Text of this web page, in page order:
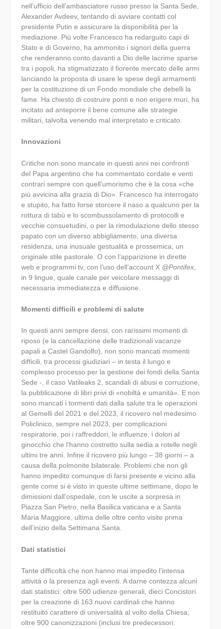
nell’ufficio dell’ambasciatore russo presso la Santa Sede,
Alexander Avdeev, tentando di avviare contatti col
presidente Putin e assicurare la disponibilità per la
mediazione. Più volte Francesco ha redarguito capi di
Stato e di Governo, ha ammonito i signori della guerra
che renderanno conto davanti a Dio delle lacrime sparse
tra i popoli, ha stigmatizzato il fiorente mercato delle armi
lanciando la proposta di usare le spese degli armamenti
per la costituzione di un Fondo mondiale che debelli la
fame. Ha chiesto di costruire ponti e non erigere muri, ha
incitato ad anteporre il bene comune alle strategie
militari, talvolta venendo mal interpretato e criticato.
Innovazioni
Critiche non sono mancate in questi anni nei confronti
del Papa argentino che ha commentato cordate e venti
contrari sempre con quell’umorismo che è la cosa «che
più avvicina alla grazia di Dio». Francesco ha interrogato
e stupito, ha fatto forse storcere il naso a qualcuno per la
rottura di tabù e lo scombussolamento di protocolli e
vecchie consuetudini, o per la rimodulazione dello stesso
papato con un diverso abbigliamento, una diversa
residenza, una inusuale gestualità e prossemica, un
originale stile pastorale. O con l’apparizione in dirette
web e programmi tv, con l’uso dell’account X @Pontifex,
in 9 lingue, quale canale per veicolare messaggi di
necessaria immediatezza e diffusione.
Momenti difficili e problemi di salute
In questi anni sempre densi, con rarissimi momenti di
riposo (e la cancellazione delle tradizionali vacanze
papali a Castel Gandolfo), non sono mancati momenti
difficili, tra processi giudiziari – in testa il lungo e
complesso processo per la gestione dei fondi della Santa
Sede -, il caso Vatileaks 2, scandali di abusi e corruzione,
la pubblicazione di libri privi di «nobiltà e umanità». E non
sono mancati i tormenti dati dalla salute tra le operazioni
al Gemelli del 2021 e del 2023, il ricovero nel medesimo
Policlinico, sempre nel 2023, per complicazioni
respiratorie, poi i raffreddori, le influenze, i dolori al
ginocchio che l’hanno costretto sulla sedia a rotelle negli
ultimi tre anni. Infine il ricovero più lungo – 38 giorni – a
causa della polmonite bilaterale. Problemi che non gli
hanno impedito comunque di farsi presente e vicino alla
gente come si è visto in queste ultime settimane, dopo le
dimissioni dall’ospedale, con le uscite a sorpresa in
Piazza San Pietro, nella Basilica vaticana e a Santa
Maria Maggiore, ultima delle oltre cento visite prima
dell’inizio della Settimana Santa.
Dati statistici
Tante difficoltà che non hanno mai impedito l’intensa
attività o la presenza agli eventi. A darne contezza alcuni
dati statistici: oltre 500 udienze generali, dieci Concistori
per la creazione di 163 nuovi cardinali che hanno
restituito carattere di universalità al volto della Chiesa;
oltre 900 canonizzazioni (inclusi tre predecessori: